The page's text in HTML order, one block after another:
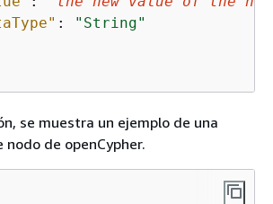
:
"String"
se muestra un ejemplo de una
nodo de openCypher.